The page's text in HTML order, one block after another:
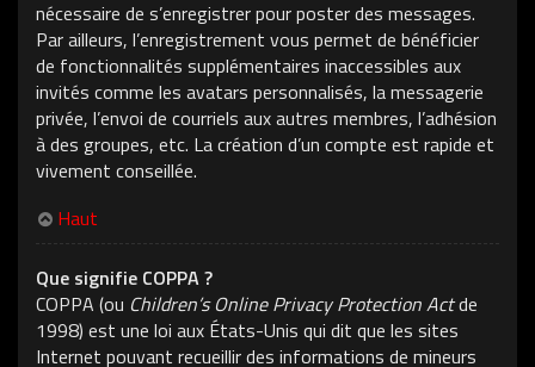
nécessaire de s’enregistrer pour poster des messages.
Par ailleurs, l’enregistrement vous permet de bénéficier
de fonctionnalités supplémentaires inaccessibles aux
invités comme les avatars personnalisés, la messagerie
privée, l’envoi de courriels aux autres membres, l’adhésion
à des groupes, etc. La création d’un compte est rapide et
vivement conseillée.
Haut
Que signifie COPPA ?
COPPA (ou Children’s Online Privacy Protection Actde
1998) est une loi aux États-Unis qui dit que les sites
Internet pouvant recueillir des informations de mineurs